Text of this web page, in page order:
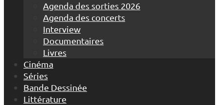
Agenda des sorties 2026
Agenda des concerts
Interview
Documentaires
Livres
Cinéma
Séries
Bande Dessinée
Littérature